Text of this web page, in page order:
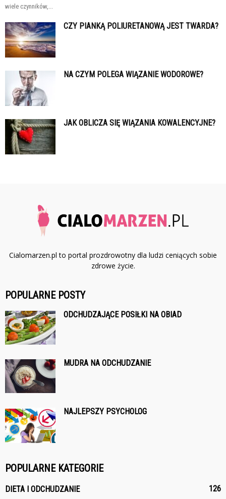
wiele czynników,...
CZY PIANKĄ POLIURETANOWĄ JEST TWARDA?
NA CZYM POLEGA WIĄZANIE WODOROWE?
JAK OBLICZA SIĘ WIĄZANIA KOWALENCYJNE?
Cialomarzen.pl to portal prozdrowotny dla ludzi ceniących sobie
zdrowe życie.
POPULARNE POSTY
ODCHUDZAJĄCE POSIŁKI NA OBIAD
MUDRA NA ODCHUDZANIE
NAJLEPSZY PSYCHOLOG
POPULARNE KATEGORIE
DIETA I ODCHUDZANIE 126